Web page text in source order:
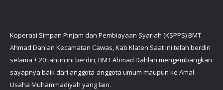
Koperasi Simpan Pinjam dan Pembiayaan Syariah (KSPPS) BMT
Ahmad Dahlan Kecamatan Cawas, Kab Klaten Saat ini telah berdiri
selama ± 20 tahun ini berdiri, BMT Ahmad Dahlan mengembangkan
sayapnya baik dari anggota-anggota umum maupun ke Amal
Usaha Muhammadiyah yang lain.